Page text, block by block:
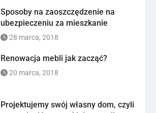
Sposoby na zaoszczędzenie na
ubezpieczeniu za mieszkanie
28 marca, 2018
Renowacja mebli jak zacząć?
20 marca, 2018
Projektujemy swój własny dom, czyli